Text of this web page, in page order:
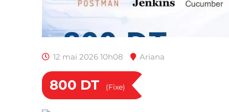
12 mai 2026 10h08 Ariana
800 DT (Fixe)